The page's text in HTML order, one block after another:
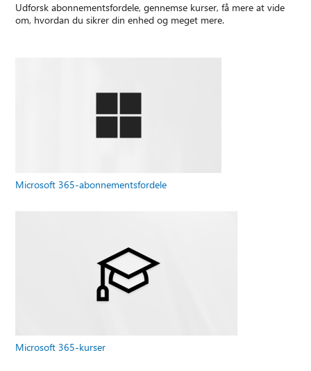
Udforsk abonnementsfordele, gennemse kurser, få mere at vide
om, hvordan du sikrer din enhed og meget mere.
Microsoft 365-abonnementsfordele
Microsoft 365-kurser